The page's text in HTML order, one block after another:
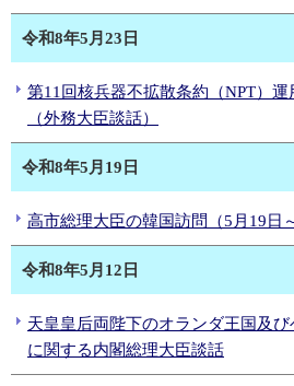
令和8年5月23日
第11回核兵器不拡散条約（NPT）
（外務大臣談話）
令和8年5月19日
高市総理大臣の韓国訪問（5月19日
令和8年5月12日
天皇皇后両陛下のオランダ王国及
に関する内閣総理大臣談話